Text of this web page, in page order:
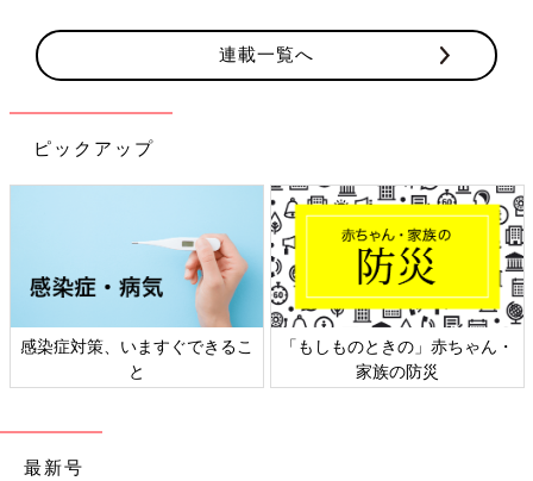
連載一覧へ
ピックアップ
感染症対策、いますぐできるこ
と
「もしものときの」赤ちゃん・
家族の防災
最新号